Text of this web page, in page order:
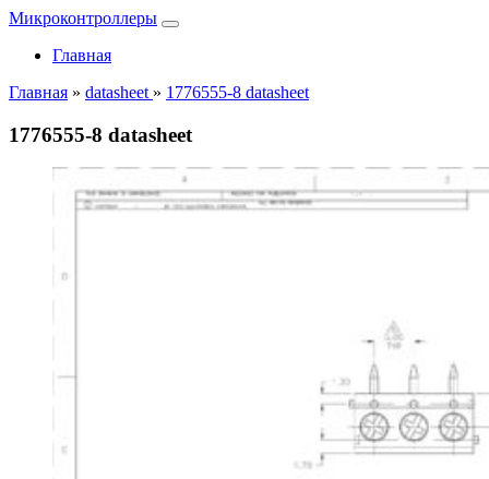
Микроконтроллеры
Главная
Главная » datasheet » 1776555-8 datasheet
1776555-8 datasheet